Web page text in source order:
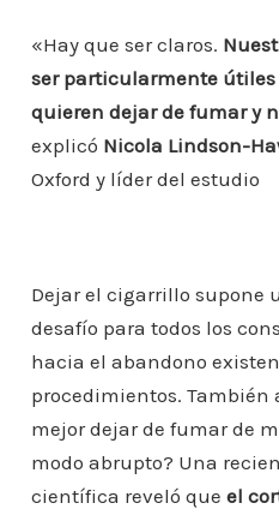
«Hay que ser claros.
ser particularmente
quieren dejar de fumar y
explicó Nicola Lindson-
Oxford y líder del estudio
Dejar el cigarrillo supone
desafío para todos los
hacia el abandono
procedimientos. También
mejor dejar de fumar de
modo abrupto? Una
científica reveló que el